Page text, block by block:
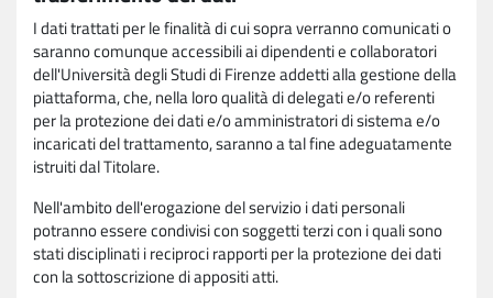
I dati trattati per le finalità di cui sopra verranno comunicati o
saranno comunque accessibili ai dipendenti e collaboratori
dell'Università degli Studi di Firenze addetti alla gestione della
piattaforma, che, nella loro qualità di delegati e/o referenti
per la protezione dei dati e/o amministratori di sistema e/o
incaricati del trattamento, saranno a tal fine adeguatamente
istruiti dal Titolare.
Nell'ambito dell'erogazione del servizio i dati personali
potranno essere condivisi con soggetti terzi con i quali sono
stati disciplinati i reciproci rapporti per la protezione dei dati
con la sottoscrizione di appositi atti.